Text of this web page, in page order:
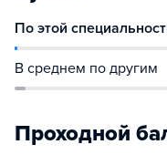
По этой
В среднем по другим
Проходной